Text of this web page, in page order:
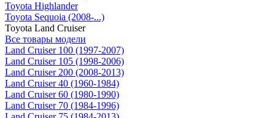
Toyota Highlander
Toyota Sequoia (2008-...)
Toyota Land Cruiser
Все товары модели
Land Cruiser 100 (1997-2007)
Land Cruiser 105 (1998-2006)
Land Cruiser 200 (2008-2013)
Land Cruiser 40 (1960-1984)
Land Cruiser 60 (1980-1990)
Land Cruiser 70 (1984-1996)